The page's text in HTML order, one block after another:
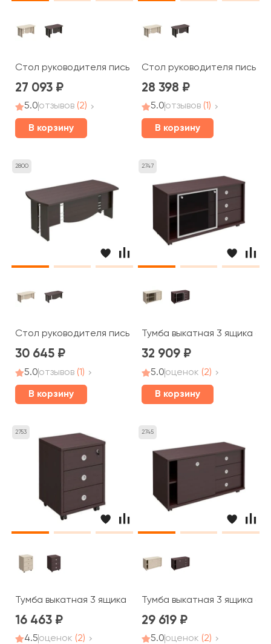
Стол руководителя письменный 160x80x75 Born
27 093
5.0отзывов (2)
В корзину
Стол руководителя
28 398
5.0отзывов (1)
В корзину
2800
Стол руководителя письменный 200x90x75 Born
30 645
5.0отзывов (1)
В корзину
2747
Тумба выкатная 3 ящика
32 909
5.0оценок (2)
В корзину
2753
Тумба выкатная 3 ящика с центральным замком
16 463
4.5оценок (2)
2745
Тумба выкатная 3 ящика
29 619
5.0оценок (2)